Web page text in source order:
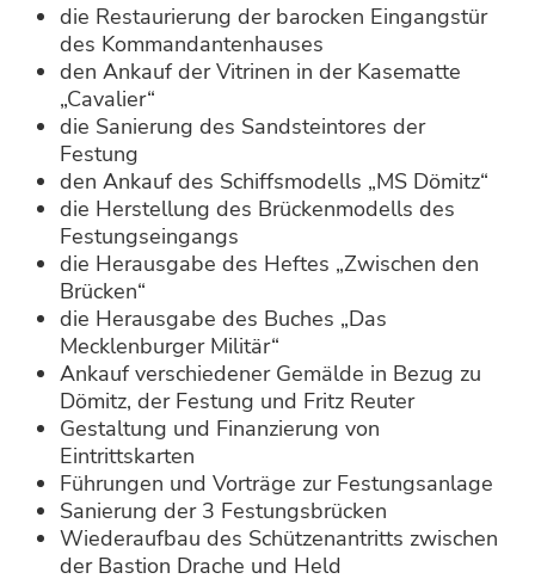
die Restaurierung der barocken Eingangstür
des Kommandantenhauses
den Ankauf der Vitrinen in der Kasematte
„Cavalier“
die Sanierung des Sandsteintores der
Festung
den Ankauf des Schiffsmodells „MS Dömitz“
die Herstellung des Brückenmodells des
Festungseingangs
die Herausgabe des Heftes „Zwischen den
Brücken“
die Herausgabe des Buches „Das
Mecklenburger Militär“
Ankauf verschiedener Gemälde in Bezug zu
Dömitz, der Festung und Fritz Reuter
Gestaltung und Finanzierung von
Eintrittskarten
Führungen und Vorträge zur Festungsanlage
Sanierung der 3 Festungsbrücken
Wiederaufbau des Schützenantritts zwischen
der Bastion Drache und Held